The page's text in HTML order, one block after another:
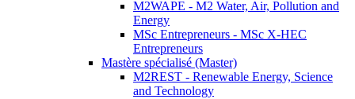
M2WAPE - M2 Water, Air, Pollution and
Energy
MSc Entrepreneurs - MSc X-HEC
Entrepreneurs
Mastère spécialisé (Master)
M2REST - Renewable Energy, Science
and Technology